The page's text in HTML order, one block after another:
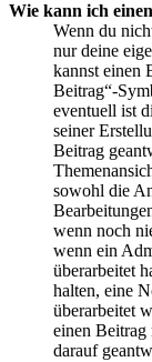
Wie kann ich
Wenn du
nur deine
kannst einen
Beitrag“-
eventuell ist
seiner
Beitrag
sowohl die
wenn noch
wenn ein
überarbeitet
halten, eine
überarbeitet
einen Beitrag
darauf